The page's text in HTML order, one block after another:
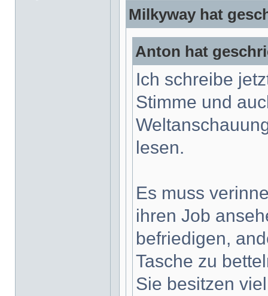
Milkyway hat
Anton hat
Ich schreibe
Stimme und
lesen.
Es muss
ihren Job
befriedigen,
Tasche zu
Sie besitzen